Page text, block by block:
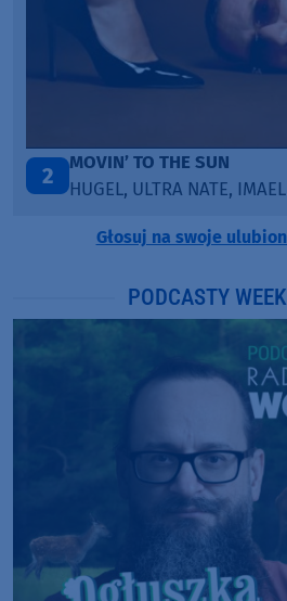
3
LEGENDARY LOVERS (SAVE
KATY PERRY & CHIEF KEEF
Głosuj na swoje
PODCASTY